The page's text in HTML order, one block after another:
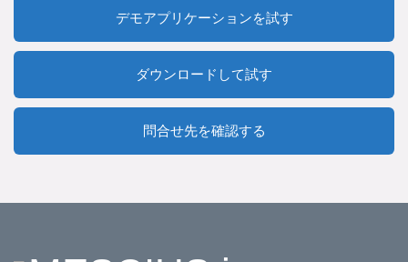
デモアプリケーションを試す
ダウンロードして試す
問合せ先を確認する